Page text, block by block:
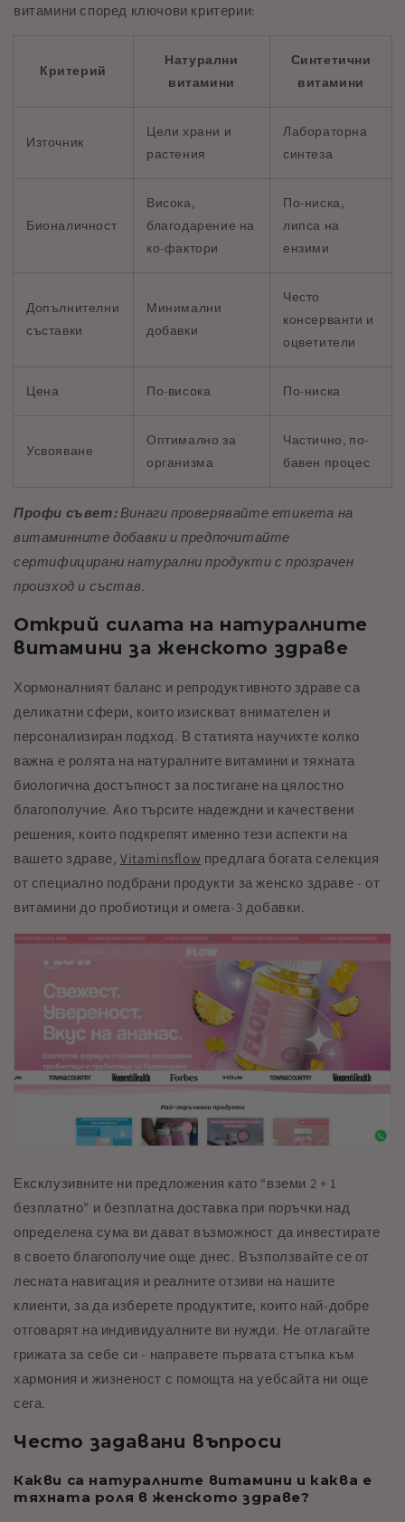
витамини според ключови критерии:
Критерий
Натурални
витамини
Синтетични
витамини
Източник
Цели храни и
растения
Лабораторна
синтеза
Бионаличност
Висока,
благодарение на
ко-фактори
По-ниска,
липса на
ензими
Допълнителни
съставки
Минимални
добавки
Често
консерванти и
оцветители
Цена По-висока По-ниска
Усвояване
Оптимално за
организма
Частично, по-
бавен процес
Профи съвет: Винаги проверявайте етикета на
витаминните добавки и предпочитайте
сертифицирани натурални продукти с прозрачен
произход и състав.
Открий силата на натуралните
витамини за женското здраве
Хормоналният баланс и репродуктивното здраве са
деликатни сфери, които изискват внимателен и
персонализиран подход. В статията научихте колко
важна е ролята на натуралните витамини и тяхната
биологична достъпност за постигане на цялостно
благополучие. Ако търсите надеждни и качествени
решения, които подкрепят именно тези аспекти на
вашето здраве, Vitaminsflow предлага богата селекция
от специално подбрани продукти за женско здраве - от
витамини до пробиотици и омега-3 добавки.
Ексклузивните ни предложения като “вземи 2 + 1
безплатно” и безплатна доставка при поръчки над
определена сума ви дават възможност да инвестирате
в своето благополучие още днес. Възползвайте се от
лесната навигация и реалните отзиви на нашите
клиенти, за да изберете продуктите, които най-добре
отговарят на индивидуалните ви нужди. Не отлагайте
грижата за себе си - направете първата стъпка към
хармония и жизненост с помощта на уебсайта ни още
сега.
Често задавани въпроси
Какви са натуралните витамини и каква е
тяхната роля в женското здраве?